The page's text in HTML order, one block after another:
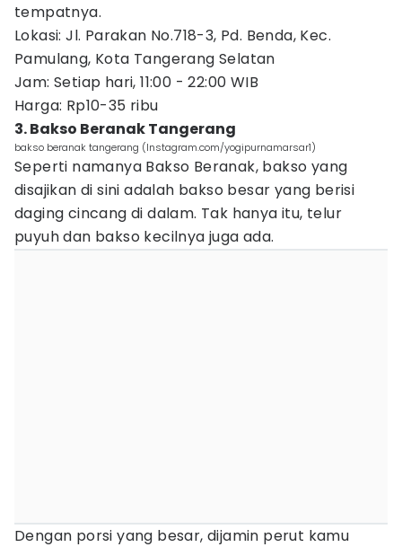
tempatnya.
Lokasi: Jl. Parakan No.718-3, Pd. Benda, Kec.
Pamulang, Kota Tangerang Selatan
Jam: Setiap hari, 11:00 - 22:00 WIB
Harga: Rp10-35 ribu
3. Bakso Beranak Tangerang
bakso beranak tangerang (Instagram.com/yogipurnamarsar1)
Seperti namanya Bakso Beranak, bakso yang
disajikan di sini adalah bakso besar yang berisi
daging cincang di dalam. Tak hanya itu, telur
puyuh dan bakso kecilnya juga ada.
Dengan porsi yang besar, dijamin perut kamu